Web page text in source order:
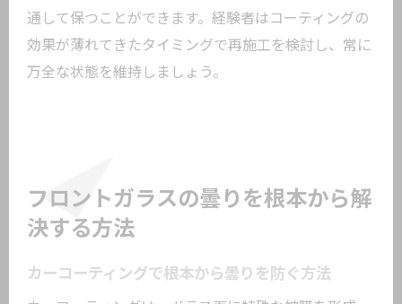
通して保つことができます。経験者はコーティングの
効果が薄れてきたタイミングで再施工を検討し、常に
万全な状態を維持しましょう。
フロントガラスの曇りを根本から解
決する方法
カーコーティングで根本から曇りを防ぐ方法